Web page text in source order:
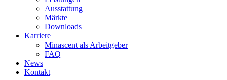
Ausstattung
Märkte
Downloads
Karriere
Minascent als Arbeitgeber
FAQ
News
Kontakt